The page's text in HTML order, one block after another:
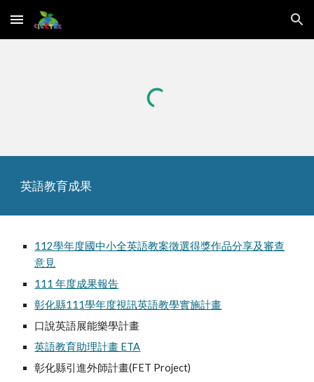
Skip to main content Skip to navigation
英語教育成果
112學年度國中小全英語教案徵選得獎作品分享及審查
意見
111 年度成果報告
彰化縣111學年度視訊英語教學實施計畫
口說英語展能樂學計畫
英語教育助理計畫 ETA
彰化縣引進外師計畫(FET Project)